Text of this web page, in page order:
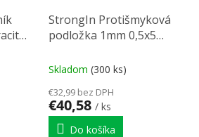
StrongIn Protišmyková
podložka 1mm 0,5x5m
Skladom (300 ks)
€32,99 bez DPH
€40,58 / ks
Do košíka